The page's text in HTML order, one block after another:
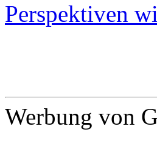
Perspektiven
Werbung von